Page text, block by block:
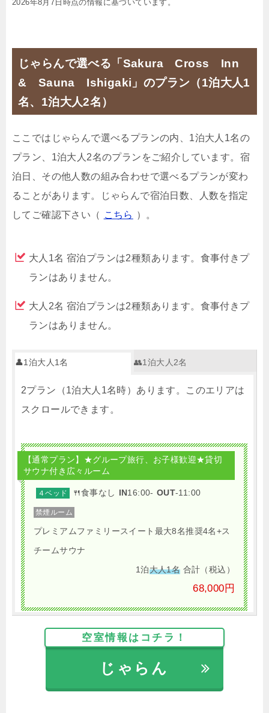
2026年8月7日時点の情報に基づいています。
じゃらんで選べる「Sakura Cross Inn
& Sauna Ishigaki」のプラン（1泊大人1
名、1泊大人2名）
ここではじゃらんで選べるプランの内、1泊大人1名の
プラン、1泊大人2名のプランをご紹介しています。宿
泊日、その他人数の組み合わせで選べるプランが変わ
ることがあります。じゃらんで宿泊日数、人数を指定
してご確認下さい（ こちら ）。
大人1名 宿泊プランは2種類あります。食事付きプ
ランはありません。
大人2名 宿泊プランは2種類あります。食事付きプ
ランはありません。
👤1泊大人1名 👥1泊大人2名
2プラン（1泊大人1名時）あります。このエリアは
スクロールできます。
【通常プラン】★グループ旅行、お子様歓迎★貸切
サウナ付き広々ルーム
４ベッド 🍴食事なし IN16:00- OUT-11:00
禁煙ルーム
プレミアムファミリースイート最大8名推奨4名+ス
チームサウナ
1泊大人1名 合計（税込）
68,000円
68,000円プレミアムファミリースイート最大
8名推奨4名+スチームサウナ
空室情報はコチラ！
じゃらん